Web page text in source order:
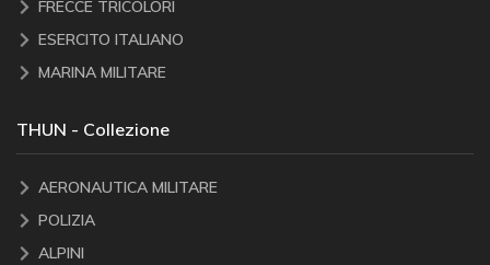
FRECCE TRICOLORI
ESERCITO ITALIANO
MARINA MILITARE
THUN - Collezione
AERONAUTICA MILITARE
POLIZIA
ALPINI